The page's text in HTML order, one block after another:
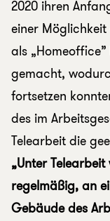
2020 ihren
einer
als
gemacht,
fortsetzen
des im
Telearbeit die
„Unter
regelmäßig, an
Gebäude des